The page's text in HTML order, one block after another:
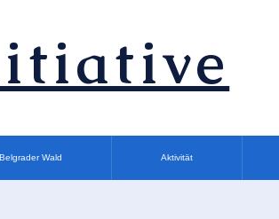
Belgrader Wald Aktivität